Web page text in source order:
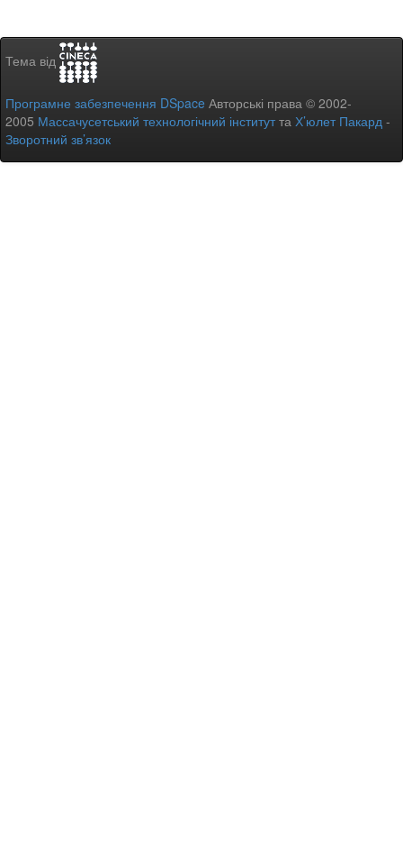
Тема від
Програмне забезпечення DSpace Авторські права © 2002-
2005 Массачусетський технологічний інститутта Х’юлет Пакард -
Зворотний зв’язок